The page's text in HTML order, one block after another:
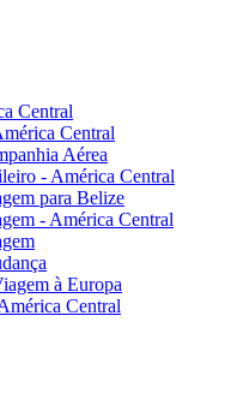
Central
Central
Aérea
- América Central
para Belize
- América Central
à Europa
Central